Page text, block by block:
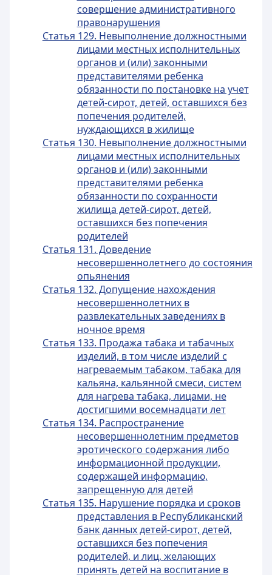
совершение административного
правонарушения
Статья 129. Невыполнение должностными
лицами местных исполнительных
органов и (или) законными
представителями ребенка
обязанности по постановке на учет
детей-сирот, детей, оставшихся без
попечения родителей,
нуждающихся в жилище
Статья 130. Невыполнение должностными
лицами местных исполнительных
органов и (или) законными
представителями ребенка
обязанности по сохранности
жилища детей-сирот, детей,
оставшихся без попечения
родителей
Статья 131. Доведение
несовершеннолетнего до состояния
опьянения
Статья 132. Допущение нахождения
несовершеннолетних в
развлекательных заведениях в
ночное время
Статья 133. Продажа табака и табачных
изделий, в том числе изделий с
нагреваемым табаком, табака для
кальяна, кальянной смеси, систем
для нагрева табака, лицами, не
достигшими восемнадцати лет
Статья 134. Распространение
несовершеннолетним предметов
эротического содержания либо
информационной продукции,
содержащей информацию,
запрещенную для детей
Статья 135. Нарушение порядка и сроков
представления в Республиканский
банк данных детей-сирот, детей,
оставшихся без попечения
родителей, и лиц, желающих
принять детей на воспитание в